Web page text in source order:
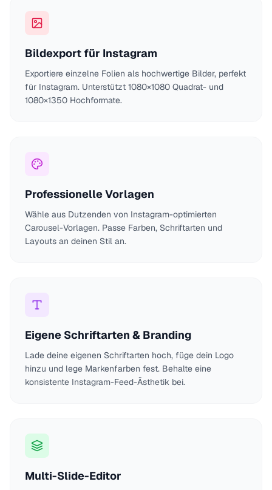
Bildexport für Instagram
Exportiere einzelne Folien als hochwertige Bilder, perfekt
für Instagram. Unterstützt 1080×1080 Quadrat- und
1080×1350 Hochformate.
Professionelle Vorlagen
Wähle aus Dutzenden von Instagram-optimierten
Carousel-Vorlagen. Passe Farben, Schriftarten und
Layouts an deinen Stil an.
Eigene Schriftarten & Branding
Lade deine eigenen Schriftarten hoch, füge dein Logo
hinzu und lege Markenfarben fest. Behalte eine
konsistente Instagram-Feed-Ästhetik bei.
Multi-Slide-Editor